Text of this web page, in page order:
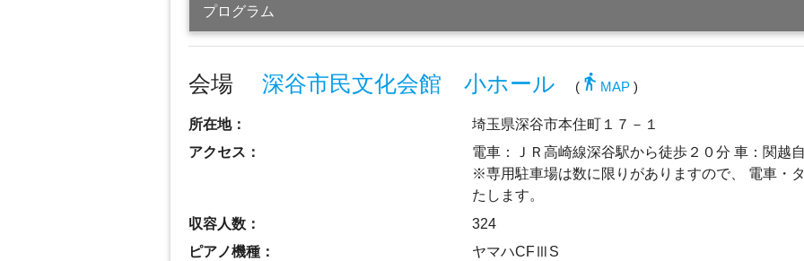
プログラム
会場深谷市民文化会館 小ホール ( directions_walk MAP )
所在地：
埼玉県深谷市本住町１７－１
アクセス：
電車：ＪＲ高崎線深谷駅から徒歩２０分 車：関
※専用駐車場は数に限りがありますので、 電車・
たします。
収容人数：
324
ピアノ機種：
ヤマハCFⅢS